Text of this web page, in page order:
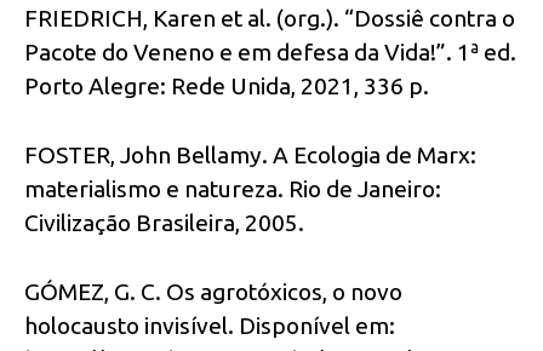
FRIEDRICH, Karen et al. (org.). “Dossiê contra o
Pacote do Veneno e em defesa da Vida!”. 1ª ed.
Porto Alegre: Rede Unida, 2021, 336 p.
FOSTER, John Bellamy. A Ecologia de Marx:
materialismo e natureza. Rio de Janeiro:
Civilização Brasileira, 2005.
GÓMEZ, G. C. Os agrotóxicos, o novo
holocausto invisível. Disponível em: